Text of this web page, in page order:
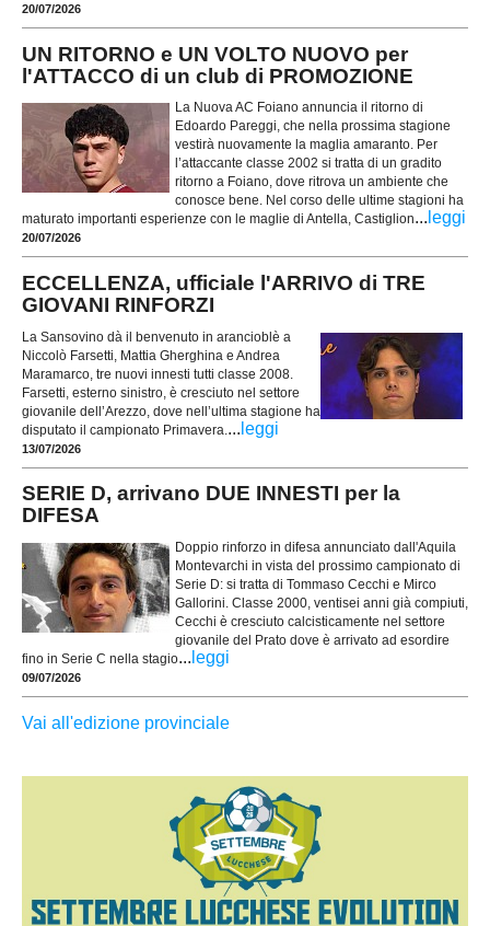
20/07/2026
UN RITORNO e UN VOLTO NUOVO per
l'ATTACCO di un club di PROMOZIONE
La Nuova AC Foiano annuncia il ritorno di
Edoardo Pareggi, che nella prossima stagione
vestirà nuovamente la maglia amaranto. Per
l’attaccante classe 2002 si tratta di un gradito
ritorno a Foiano, dove ritrova un ambiente che
conosce bene. Nel corso delle ultime stagioni ha
maturato importanti esperienze con le maglie di Antella, Castiglion... leggi
20/07/2026
ECCELLENZA, ufficiale l'ARRIVO di TRE
GIOVANI RINFORZI
La Sansovino dà il benvenuto in arancioblè a
Niccolò Farsetti, Mattia Gherghina e Andrea
Maramarco, tre nuovi innesti tutti classe 2008.
Farsetti, esterno sinistro, è cresciuto nel settore
giovanile dell’Arezzo, dove nell’ultima stagione ha
disputato il campionato Primavera. ... leggi
13/07/2026
SERIE D, arrivano DUE INNESTI per la
DIFESA
Doppio rinforzo in difesa annunciato dall'Aquila
Montevarchi in vista del prossimo campionato di
Serie D: si tratta di Tommaso Cecchi e Mirco
Gallorini. Classe 2000, ventisei anni già compiuti,
Cecchi è cresciuto calcisticamente nel settore
giovanile del Prato dove è arrivato ad esordire
fino in Serie C nella stagio... leggi
09/07/2026
Vai all'edizione provinciale